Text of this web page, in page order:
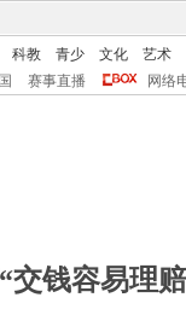
科教 青少 文化
艺术
赛事直播 网络
交钱容易理